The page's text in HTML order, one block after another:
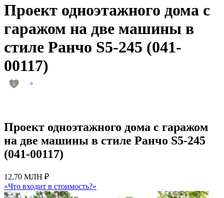
Проект одноэтажного дома с
гаражом на две машины в
стиле Ранчо S5-245 (041-
00117)
0 0
Проект одноэтажного дома с гаражом
на две машины в стиле Ранчо S5-245
(041-00117)
12,70 МЛН ₽
«Что входит в стоимость?»